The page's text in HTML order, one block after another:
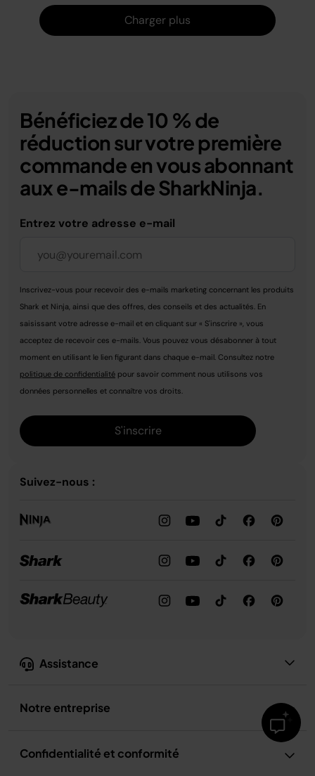
Charger plus
Assistance
Notre entreprise
Confidentialité et conformité
Bénéficiez de 10 % de
réduction sur votre première
commande en vous abonnant
aux e-mails de SharkNinja.
Entrez votre adresse e-mail
Inscrivez-vous pour recevoir des e-mails marketing concernant les produits
Shark et Ninja, ainsi que des offres, des conseils et des actualités. En
saisissant votre adresse e-mail et en cliquant sur « S'inscrire », vous
acceptez de recevoir ces e-mails. Vous pouvez vous désabonner à tout
moment en utilisant le lien figurant dans chaque e-mail. Consultez notre
politique de confidentialité pour savoir comment nous utilisons vos
données personnelles et connaître vos droits.
S'inscrire
Suivez-nous :